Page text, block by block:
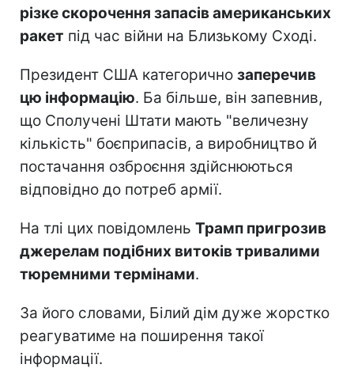
різке скорочення запасів американських
ракет під час війни на Близькому Сході.
Президент США категорично заперечив
цю інформацію. Ба більше, він запевнив,
що Сполучені Штати мають "величезну
кількість" боєприпасів, а виробництво й
постачання озброєння здійснюються
відповідно до потреб армії.
На тлі цих повідомлень Трамп пригрозив
джерелам подібних витоків тривалими
тюремними термінами.
За його словами, Білий дім дуже жорстко
реагуватиме на поширення такої
інформації.